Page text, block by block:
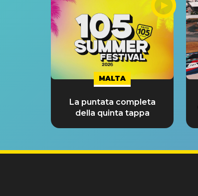
MALTA
La puntata completa
della quinta tappa